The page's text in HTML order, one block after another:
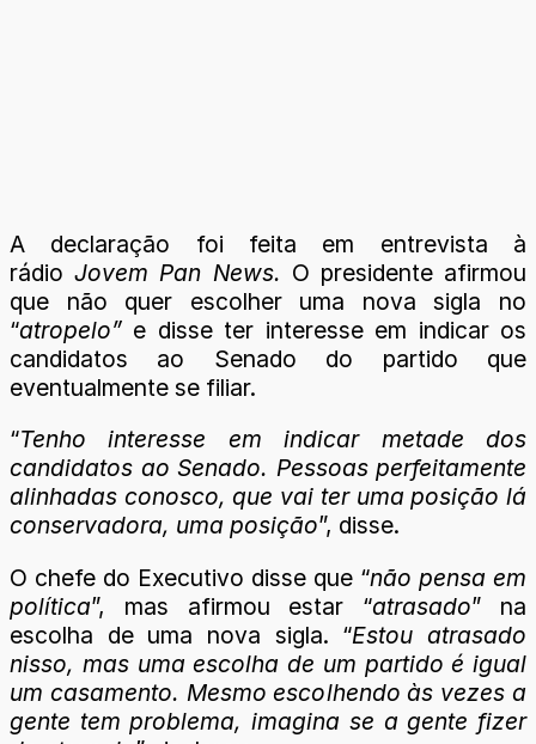
A declaração foi feita em entrevista à
rádioJovem Pan News. O presidente afirmou
que não quer escolher uma nova sigla no
“atropelo” e disse ter interesse em indicar os
candidatos ao Senado do partido que
eventualmente se filiar.
“Tenho interesse em indicar metade dos
candidatos ao Senado. Pessoas perfeitamente
alinhadas conosco, que vai ter uma posição lá
conservadora, uma posição”, disse.
O chefe do Executivo disse que “não pensa em
política”, mas afirmou estar “atrasado” na
escolha de uma nova sigla. “Estou atrasado
nisso, mas uma escolha de um partido é igual
um casamento. Mesmo escolhendo às vezes a
gente tem problema, imagina se a gente fizer